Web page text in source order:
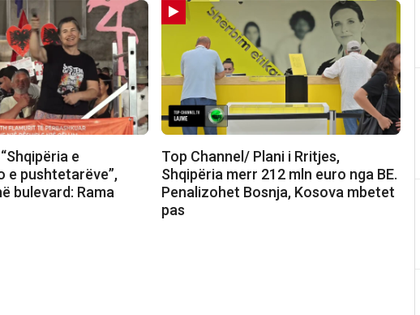
e
e pushtetarëve”,
bulevard: Rama
Top Channel/ Plani i Rritjes,
Shqipëria merr 212 mln euro nga BE.
Penalizohet Bosnja, Kosova mbetet
pas